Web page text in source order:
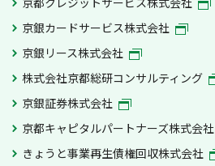
京銀カードサービス株式会社
京銀リース株式会社
株式会社京都総研コンサルティング
京銀証券株式会社
京都キャピタルパートナーズ株式会社
きょうと事業再生債権回収株式会社